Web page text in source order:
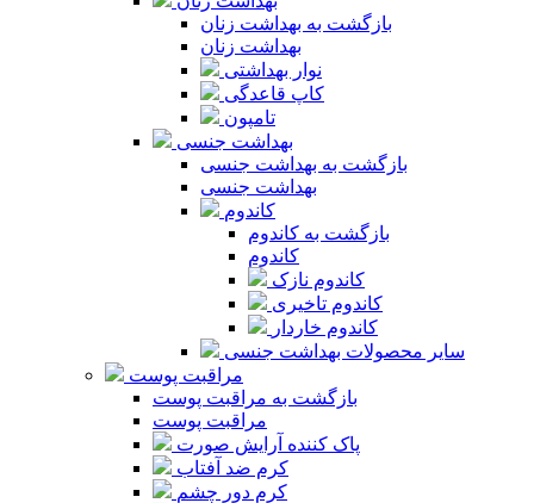
بازگشت به بهداشت زنان
بهداشت زنان
نوار بهداشتی
کاپ قاعدگی
تامپون
بهداشت جنسی
بازگشت به بهداشت جنسی
بهداشت جنسی
کاندوم
بازگشت به کاندوم
کاندوم
کاندوم نازک
کاندوم تاخیری
کاندوم خاردار
سایر محصولات بهداشت جنسی
مراقبت پوست
بازگشت به مراقبت پوست
مراقبت پوست
پاک کننده آرایش صورت
کرم ضد آفتاب
کرم دور چشم